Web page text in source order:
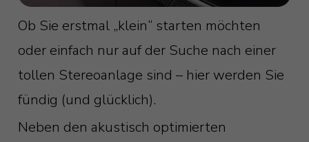
Ob Sie erstmal „klein“ starten möchten
oder einfach nur auf der Suche nach einer
tollen Stereoanlage sind – hier werden Sie
fündig (und glücklich).
Neben den akustisch optimierten